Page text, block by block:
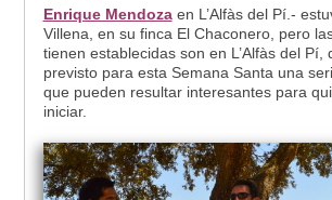
Enrique Mendozaen L’Alfàs del Pí.-
Villena, en su finca El Chaconero, pero
tienen establecidas son en L’Alfàs del Pí,
previsto para esta Semana Santa una
que pueden resultar interesantes para
iniciar.